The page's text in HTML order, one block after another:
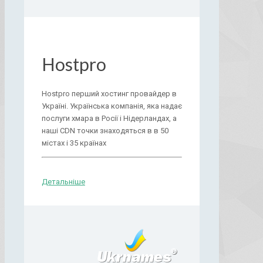
Hostpro
Hostpro перший хостинг провайдер в
Україні. Українська компанія, яка надає
послуги хмара в Росії і Нідерландах, а
наші CDN точки знаходяться в в 50
містах і 35 країнах
Детальніше